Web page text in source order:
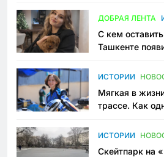
ДОБРАЯ ЛЕНТА
С кем
Ташкенте
ИСТОРИИ
Мягкая в
трассе. Как
Узбекистане
ИСТОРИИ
Скейтпарк на